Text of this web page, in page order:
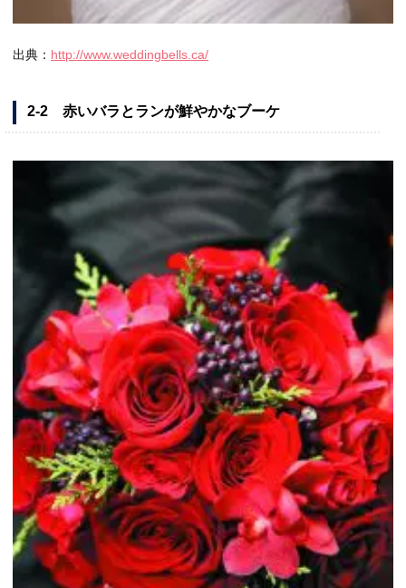
出典： http://www.weddingbells.ca/
2-2 赤いバラとランが鮮やかなブーケ